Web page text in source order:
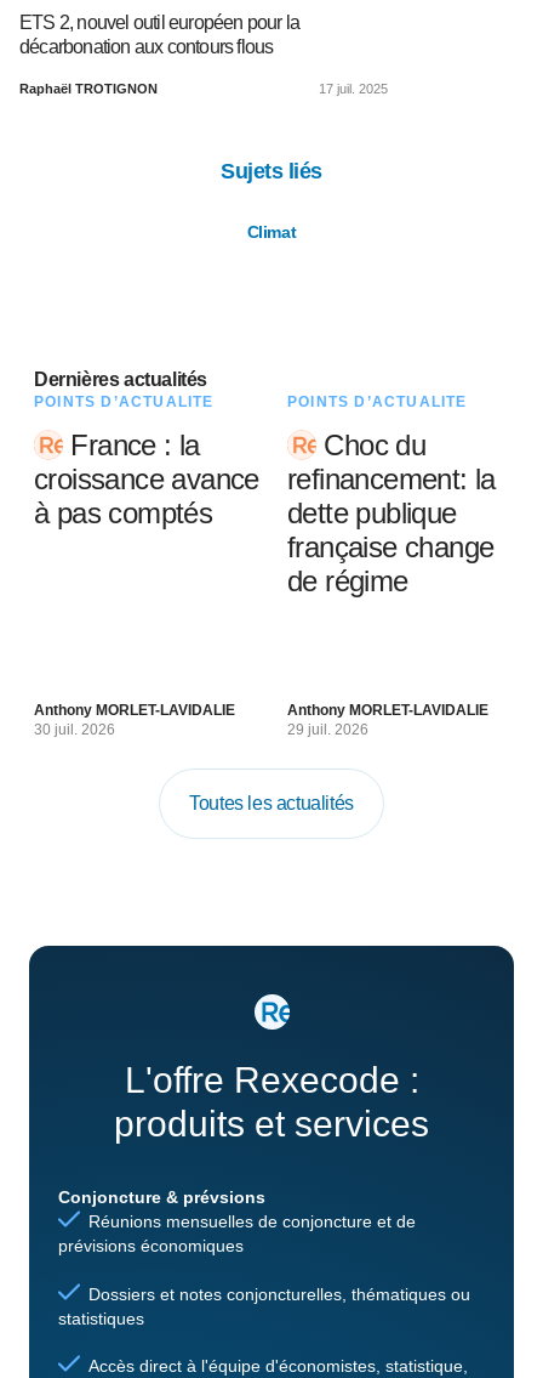
ETS 2, nouvel outil européen pour la
décarbonation aux contours flous
Raphaël TROTIGNON 17 juil. 2025
Sujets liés
Climat
Dernières actualités
POINTS D’ACTUALITÉ
France : la
croissance avance
à pas comptés
Anthony MORLET-LAVIDALIE
30 juil. 2026
POINTS D’ACTUALITÉ
Choc du
refinancement: la
dette publique
française change
de régime
Anthony MORLET-LAVIDALIE
29 juil. 2026
Toutes les actualités
L'offre Rexecode :
produits et services
Conjoncture & prévsions
Réunions mensuelles de conjoncture et de
prévisions économiques
Dossiers et notes conjoncturelles, thématiques ou
statistiques
Accès direct à l'équipe d'économistes, statistique,